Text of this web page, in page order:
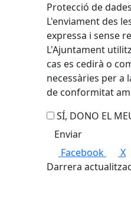
Protecció de dades
L'enviament des
expressa i sense
L'Ajuntament
cas es cedirà o
necessàries per a
de conformitat
SÍ, DONO EL
Facebook
X
Darrera